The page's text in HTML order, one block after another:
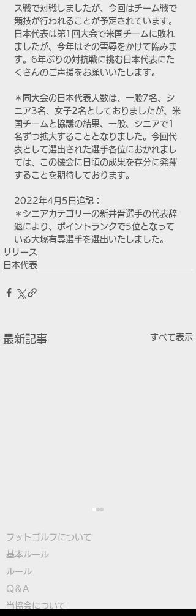
ス戦で対戦しましたが、今回はチーム戦で
競技が行われることが予定されています。
日本代表は第1回大会で米国チームに敗れ
ましたが、今年はその雪辱をかけて臨みま
す。6年ぶりの対抗戦に挑む日本代表にた
くさんのご声援をお願いいたします。
＊同大会の日本代表人数は、一般7名、シ
ニア3名、女子2名としておりましたが、米
国チームと協議の結果、一般、シニアで1
名ずつ拡大することとなりました。今回代
表として選出された選手各位におかれまし
ては、この機会に日頃の成果を存分に発揮
することを期待しております。
2022年4月5日追記：
＊シニアカテゴリーの新井晋選手の代表辞
退により、ポイントランクで5位となって
いる大塚有尋選手を選出いたしました。
リリース
日本代表
最新記事 すべて表示
大塚選手が日本勢トップ
フットゴルフについて
基本ルール
ルール
Q＆A
​当協会について